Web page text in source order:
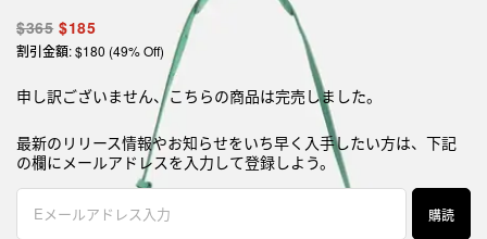
$365 $185
割引金額: $180 (49% Off)
申し訳ございません、こちらの商品は完売しました。
最新のリリース情報やお知らせをいち早く入手したい方は、下記
の欄にメールアドレスを入力して登録しよう。
購読